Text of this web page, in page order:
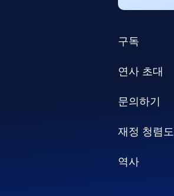
구독
연사 초대
문의하기
재정 청렴도
역사